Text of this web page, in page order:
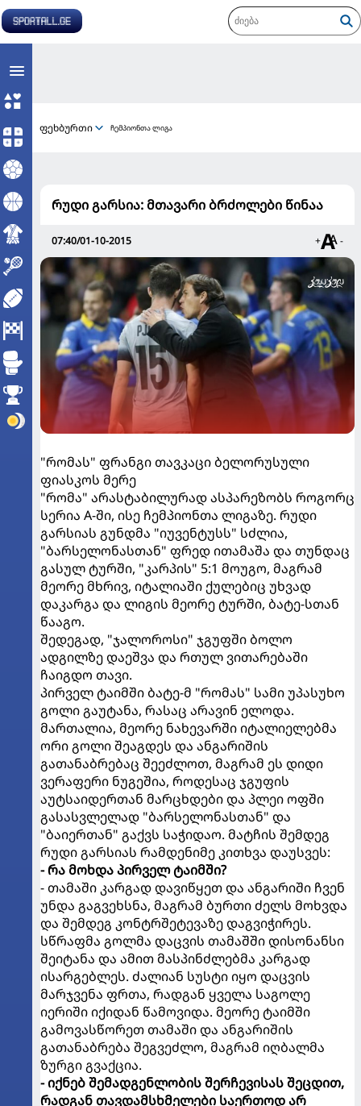
ფეხბურთი ჩემპიონთა ლიგა
რუდი გარსია: მთავარი ბრძოლები წინაა
07:40/01-10-2015 + -
"რომას" ფრანგი თავკაცი ბელორუსული
ფიასკოს მერე
"რომა" არასტაბილურად ასპარეზობს როგორც
სერია A-ში, ისე ჩემპიონთა ლიგაზე. რუდი
გარსიას გუნდმა "იუვენტუსს" სძლია,
"ბარსელონასთან" ფრედ ითამაშა და თუნდაც
გასულ ტურში, "კარპის" 5:1 მოუგო, მაგრამ
მეორე მხრივ, იტალიაში ქულებიც უხვად
დაკარგა და ლიგის მეორე ტურში, ბატე-სთან
წააგო.
შედეგად, "ჯალოროსი" ჯგუფში ბოლო
ადგილზე დაეშვა და რთულ ვითარებაში
ჩაიგდო თავი.
პირველ ტაიმში ბატე-მ "რომას" სამი უპასუხო
გოლი გაუტანა, რასაც არავინ ელოდა.
მართალია, მეორე ნახევარში იტალიელებმა
ორი გოლი შეაგდეს და ანგარიშის
გათანაბრებაც შეეძლოთ, მაგრამ ეს დიდი
ვერაფერი ნუგეშია, როდესაც ჯგუფის
აუტსაიდერთან მარცხდები და პლეი ოფში
გასასვლელად "ბარსელონასთან" და
"ბაიერთან" გაქვს საჭიდაო. მატჩის შემდეგ
რუდი გარსიას რამდენიმე კითხვა დაუსვეს:
- რა მოხდა პირველ ტაიმში?
- თამაში კარგად დავიწყეთ და ანგარიში ჩვენ
უნდა გაგვეხსნა, მაგრამ ბურთი ძელს მოხვდა
და შემდეგ კონტრშეტევაზე დაგვიჭირეს.
სწრაფმა გოლმა დაცვის თამაშში დისონანსი
შეიტანა და ამით მასპინძლებმა კარგად
ისარგებლეს. ძალიან სუსტი იყო დაცვის
მარჯვენა ფრთა, რადგან ყველა საგოლე
იერიში იქიდან წამოვიდა. მეორე ტაიმში
გამოვასწორეთ თამაში და ანგარიშის
გათანაბრება შეგვეძლო, მაგრამ იღბალმა
ზურგი გვაქცია.
- იქნებ შემადგენლობის შერჩევისას შეცდით,
რადგან თავდამსხმელები საერთოდ არ